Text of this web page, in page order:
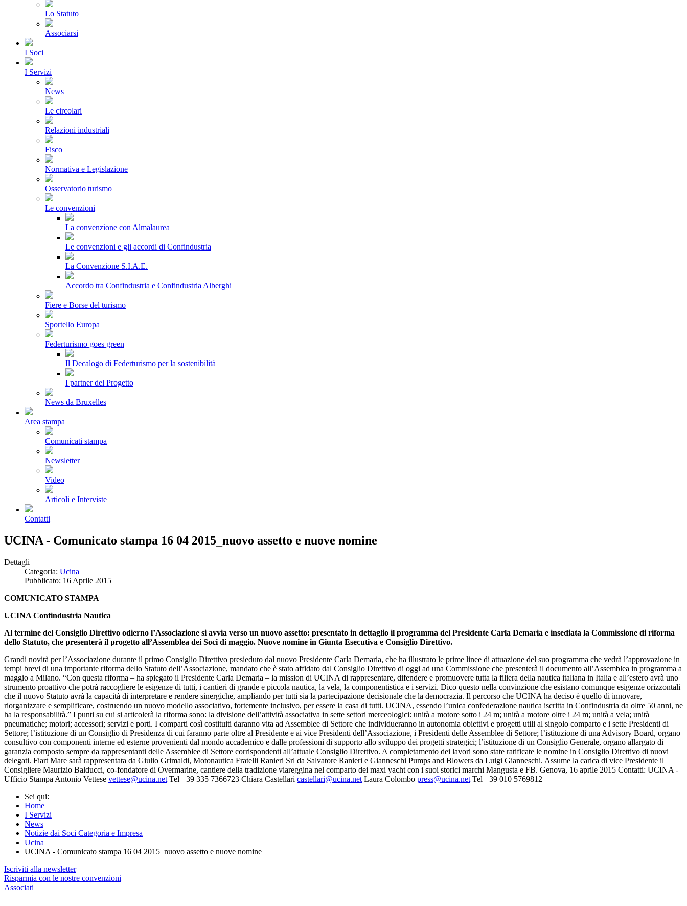
Lo Statuto
Associarsi
I Soci
I Servizi
News
Le circolari
Relazioni industriali
Fisco
Normativa e Legislazione
Osservatorio turismo
Le convenzioni
La convenzione con Almalaurea
Le convenzioni e gli accordi di Confindustria
La Convenzione S.I.A.E.
Accordo tra Confindustria e Confindustria Alberghi
Fiere e Borse del turismo
Sportello Europa
Federturismo goes green
Il Decalogo di Federturismo per la sostenibilità
I partner del Progetto
News da Bruxelles
Area stampa
Comunicati stampa
Newsletter
Video
Articoli e Interviste
Contatti
UCINA - Comunicato stampa 16 04 2015_nuovo assetto e nuove nomine
Dettagli
Categoria: Ucina
Pubblicato: 16 Aprile 2015
COMUNICATO STAMPA
UCINA Confindustria Nautica
Al termine del Consiglio Direttivo odierno l’Associazione si avvia verso un nuovo assetto: presentato in dettaglio il programma del Presidente Carla Demaria e insediata la Commissione di riforma
dello Statuto, che presenterà il progetto all’Assemblea dei Soci di maggio. Nuove nomine in Giunta Esecutiva e Consiglio Direttivo.
Grandi novità per l’Associazione durante il primo Consiglio Direttivo presieduto dal nuovo Presidente Carla Demaria, che ha illustrato le prime linee di attuazione del suo programma che vedrà l’approvazione in
tempi brevi di una importante riforma dello Statuto dell’Associazione, mandato che è stato affidato dal Consiglio Direttivo di oggi ad una Commissione che presenterà il documento all’Assemblea in programma a
maggio a Milano. “Con questa riforma – ha spiegato il Presidente Carla Demaria – la mission di UCINA di rappresentare, difendere e promuovere tutta la filiera della nautica italiana in Italia e all’estero avrà uno
strumento proattivo che potrà raccogliere le esigenze di tutti, i cantieri di grande e piccola nautica, la vela, la componentistica e i servizi. Dico questo nella convinzione che esistano comunque esigenze orizzontali
che il nuovo Statuto avrà la capacità di interpretare e rendere sinergiche, ampliando per tutti sia la partecipazione decisionale che la democrazia. Il percorso che UCINA ha deciso è quello di innovare,
riorganizzare e semplificare, costruendo un nuovo modello associativo, fortemente inclusivo, per essere la casa di tutti. UCINA, essendo l’unica confederazione nautica iscritta in Confindustria da oltre 50 anni, ne
ha la responsabilità.” I punti su cui si articolerà la riforma sono: la divisione dell’attività associativa in sette settori merceologici: unità a motore sotto i 24 m; unità a motore oltre i 24 m; unità a vela; unità
pneumatiche; motori; accessori; servizi e porti. I comparti così costituiti daranno vita ad Assemblee di Settore che individueranno in autonomia obiettivi e progetti utili al singolo comparto e i sette Presidenti di
Settore; l’istituzione di un Consiglio di Presidenza di cui faranno parte oltre al Presidente e ai vice Presidenti dell’Associazione, i Presidenti delle Assemblee di Settore; l’istituzione di una Advisory Board, organo
consultivo con componenti interne ed esterne provenienti dal mondo accademico e dalle professioni di supporto allo sviluppo dei progetti strategici; l’istituzione di un Consiglio Generale, organo allargato di
garanzia composto sempre da rappresentanti delle Assemblee di Settore corrispondenti all’attuale Consiglio Direttivo. A completamento dei lavori sono state ratificate le nomine in Consiglio Direttivo di nuovi
delegati. Fiart Mare sarà rappresentata da Giulio Grimaldi, Motonautica Fratelli Ranieri Srl da Salvatore Ranieri e Gianneschi Pumps and Blowers da Luigi Gianneschi. Assume la carica di vice Presidente il
Consigliere Maurizio Balducci, co‐fondatore di Overmarine, cantiere della tradizione viareggina nel comparto dei maxi yacht con i suoi storici marchi Mangusta e FB. Genova, 16 aprile 2015 Contatti: UCINA ‐
Ufficio Stampa Antonio Vettese vettese@ucina.net Tel +39 335 7366723 Chiara Castellari castellari@ucina.net Laura Colombo press@ucina.net Tel +39 010 5769812
Sei qui:
Home
I Servizi
News
Notizie dai Soci Categoria e Impresa
Ucina
UCINA - Comunicato stampa 16 04 2015_nuovo assetto e nuove nomine
Iscriviti alla newsletter
Risparmia con le nostre convenzioni
Associati